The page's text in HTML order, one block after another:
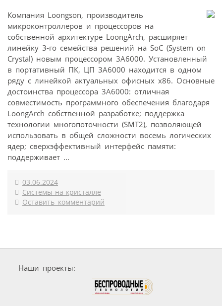
Компания Loongson, производитель
микроконтроллеров и процессоров на
собственной архитектуре LoongArch, расширяет
линейку 3-го семейства решений на SoC (System on
Crystal) новым процессором 3A6000. Установленный
в портативный ПК, ЦП 3А6000 находится в одном
ряду с линейкой актуальных офисных x86. Основные
достоинства процессора 3А6000: отличная
совместимость программного обеспечения благодаря
LoongArch собственной разработке; поддержка
технологии многопоточности (SMT2), позволяющей
использовать в общей сложности восемь логических
ядер; сверхэффективный интерфейс памяти:
поддерживает ...
03.06.2024
Системы-на-кристалле
Оставить комментарий
Наши проекты: